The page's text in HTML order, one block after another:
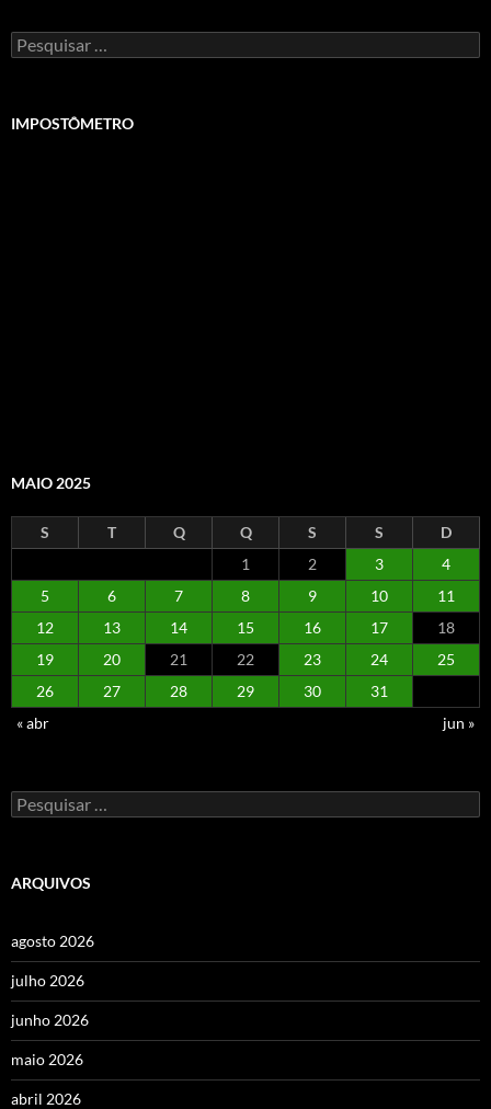
Pesquisar
por:
IMPOSTÔMETRO
MAIO 2025
S T Q Q S S
D
1
2 3
4
5
6 7 8 9 10
11
12
13 14 15 16 17
18
19
20 21 22 23 24
25
26
27 28 29 30
31
« abr
jun »
Pesquisar
por:
ARQUIVOS
agosto 2026
julho 2026
junho 2026
maio 2026
abril 2026